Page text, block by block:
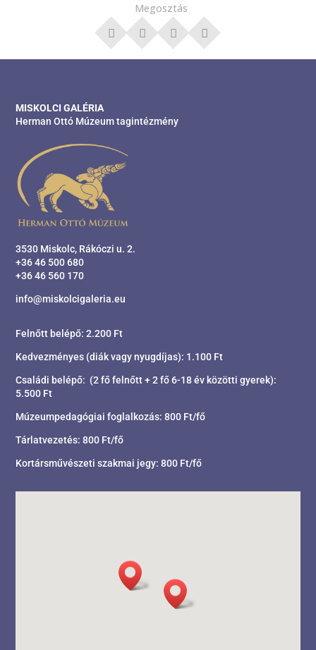
Megosztás
MISKOLCI GALÉRIA
Herman Ottó Múzeum tagintézmény
3530 Miskolc, Rákóczi u. 2.
+36 46 500 680
+36 46 560 170
info@miskolcigaleria.eu
Felnőtt belépő: 2.200 Ft
Kedvezményes (diák vagy nyugdíjas): 1.100 Ft
Családi belépő: (2 fő felnőtt + 2 fő 6-18 év közötti gyerek):
5.500 Ft
Múzeumpedagógiai foglalkozás: 800 Ft/fő
Tárlatvezetés: 800 Ft/fő
Kortársművészeti szakmai jegy: 800 Ft/fő